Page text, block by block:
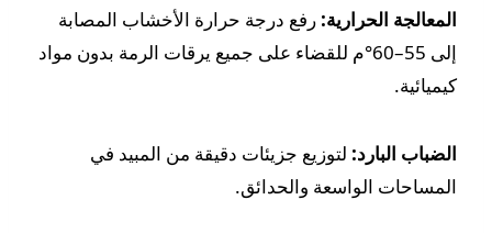
المعالجة الحرارية: رفع درجة حرارة الأخشاب المصابة
إلى 55–60°م للقضاء على جميع يرقات الرمة بدون مواد
كيميائية.
الضباب البارد: لتوزيع جزيئات دقيقة من المبيد في
المساحات الواسعة والحدائق.